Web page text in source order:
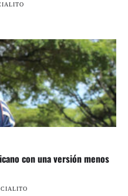
con una versión menos